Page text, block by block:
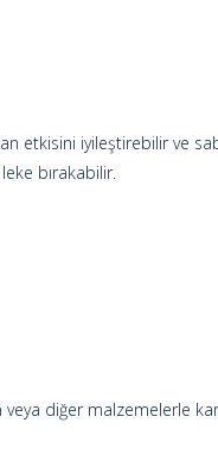
etkisini iyileştirebilir ve
bırakabilir.
diğer malzemelerle